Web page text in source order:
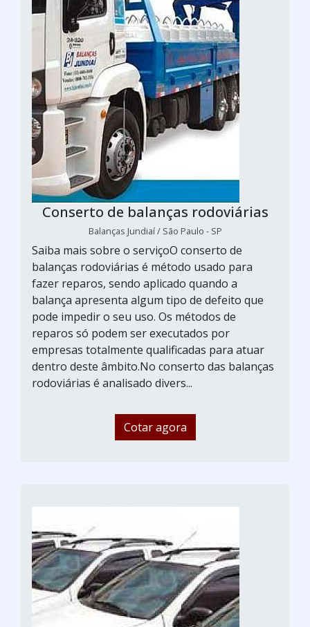
Conserto de balanças rodoviárias
Balanças Jundiaí / São Paulo - SP
Saiba mais sobre o serviçoO conserto de
balanças rodoviárias é método usado para
fazer reparos, sendo aplicado quando a
balança apresenta algum tipo de defeito que
pode impedir o seu uso. Os métodos de
reparos só podem ser executados por
empresas totalmente qualificadas para atuar
dentro deste âmbito.No conserto das balanças
rodoviárias é analisado divers...
Cotar agora